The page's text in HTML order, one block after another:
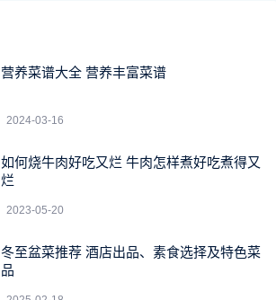
营养菜谱大全 营养丰富菜谱
2024-03-16
如何烧牛肉好吃又烂 牛肉怎样煮好吃煮得又
烂
2023-05-20
冬至盆菜推荐 酒店出品、素食选择及特色菜
品